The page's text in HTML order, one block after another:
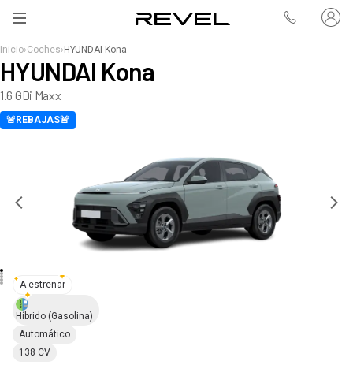
Inicio›Coches› HYUNDAI Kona
HYUNDAI Kona
1.6 GDi Maxx
🚨REBAJAS🚨
A estrenar
Híbrido (Gasolina)
Automático
138 CV